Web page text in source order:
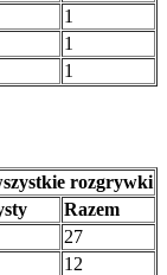
1
1
1
rozgrywki
Razem
27
12